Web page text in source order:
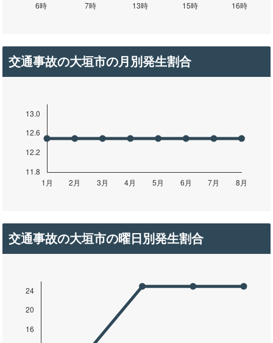
交通事故の大垣市の月別発生割合
交通事故の大垣市の曜日別発生割合